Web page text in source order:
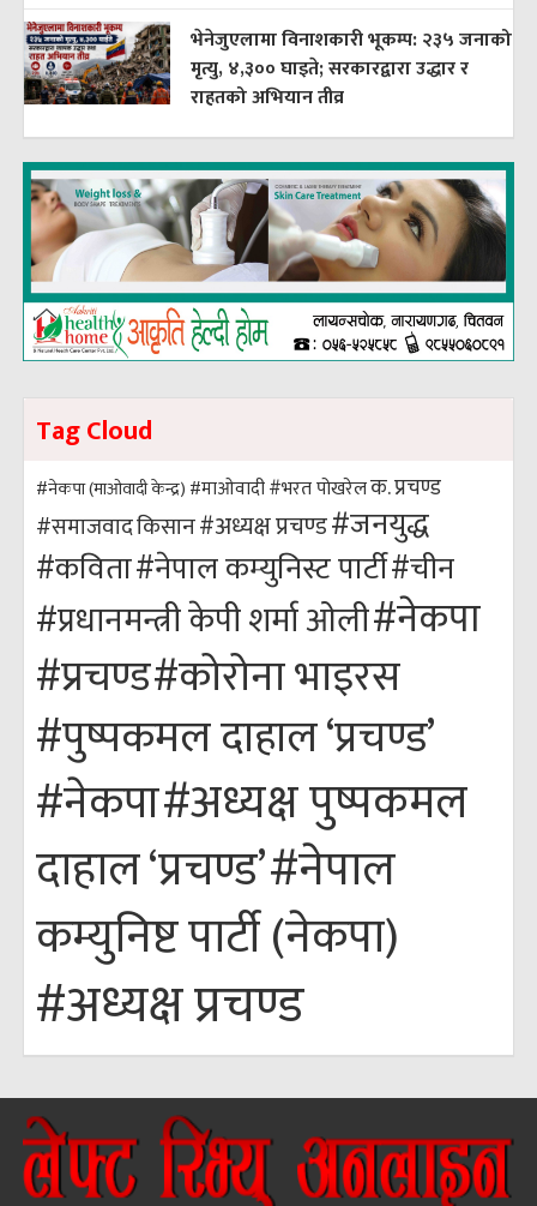
भेनेजुएलामा विनाशकारी भूकम्प: २३५ जनाको
मृत्यु, ४,३०० घाइते; सरकारद्वारा उद्धार र
राहतको अभियान तीव्र
Tag Cloud
#नेकपा (माओवादी केन्द्र) #माओवादी#भरत पोखरेलक. प्रचण्ड
#समाजवादकिसान#अध्यक्ष प्रचण्ड#जनयुद्ध
#कविता#नेपाल कम्युनिस्ट पार्टी#चीन
#प्रधानमन्त्री केपी शर्मा ओली#नेकपा
#प्रचण्ड#कोरोना भाइरस
#पुष्पकमल दाहाल ‘प्रचण्ड’
#नेकपा#अध्यक्ष पुष्पकमल
दाहाल ‘प्रचण्ड’#नेपाल
कम्युनिष्ट पार्टी (नेकपा)
#अध्यक्ष प्रचण्ड